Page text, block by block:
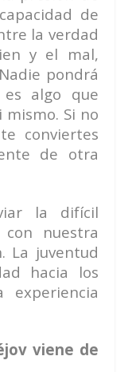
de
la verdad
y el mal,
pondrá
algo que
Si no
conviertes
de otra
la difícil
nuestra
La juventud
hacia los
viene de